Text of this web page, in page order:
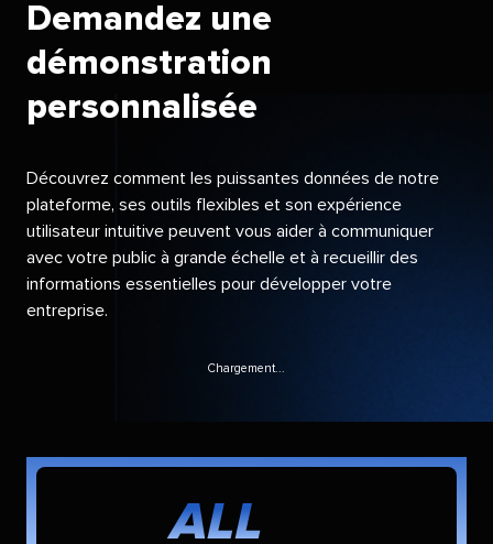
Demandez une
démonstration
personnalisée​​
Découvrez comment les puissantes données de notre
plateforme, ses outils flexibles et son expérience
utilisateur intuitive peuvent vous aider à communiquer
avec votre public à grande échelle et à recueillir des
informations essentielles pour développer votre
entreprise.​​
Chargement...​​